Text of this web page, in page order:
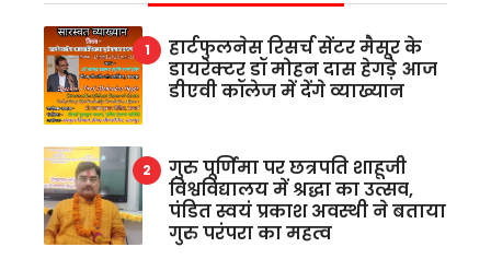
हार्टफुलनेस रिसर्च सेंटर मैसूर के
डायरेक्टर डॉ मोहन दास हेगड़े आज
डीएवी कॉलेज में देंगे व्याख्यान
गुरु पूर्णिमा पर छत्रपति शाहूजी
विश्वविद्यालय में श्रद्धा का उत्सव,
पंडित स्वयं प्रकाश अवस्थी ने बताया
गुरु परंपरा का महत्व